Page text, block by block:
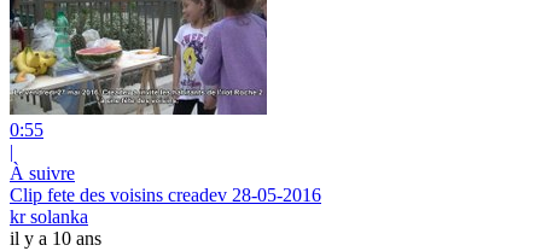
0:55
|
À suivre
Clip fete des voisins creadev 28-05-2016
kr solanka
il y a 10 ans